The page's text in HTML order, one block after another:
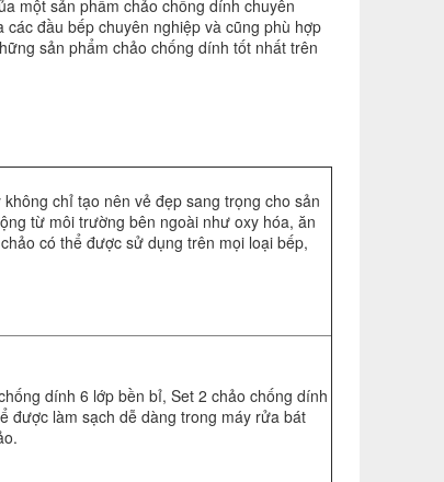
một sản phẩm chảo chống dính chuyên
đầu bếp chuyên nghiệp và cũng phù hợp
sản phẩm chảo chống dính tốt nhất trên
chỉ tạo nên vẻ đẹp sang trọng cho sản
từ môi trường bên ngoài như oxy hóa, ăn
có thể được sử dụng trên mọi loại bếp,
dính 6 lớp bền bỉ, Set 2 chảo chống dính
được làm sạch dễ dàng trong máy rửa bát